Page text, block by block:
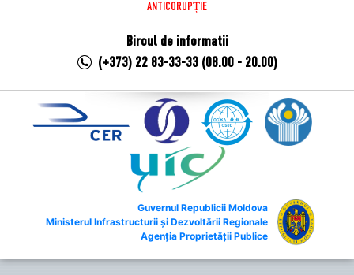
ANTICORUPȚIE
Biroul de informatii
(+373) 22 83-33-33 (08.00 - 20.00)
Guvernul Republicii Moldova
Ministerul Infrastructurii și Dezvoltării Regionale
Agenția Proprietății Publice